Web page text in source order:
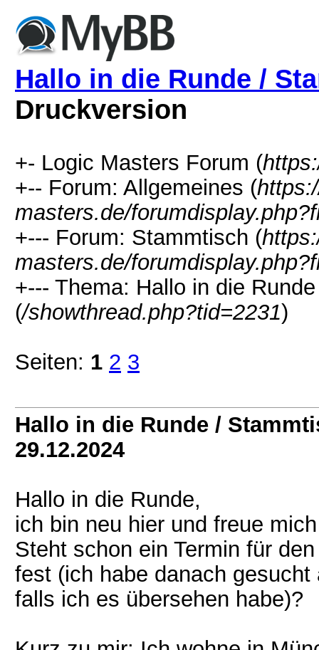
Hallo in die Runde /
Druckversion
+- Logic Masters Forum (
+-- Forum: Allgemeines (
masters.de/
+--- Forum: Stammtisch (
masters.de/
+--- Thema: Hallo in die
(/showthread.php?tid=2231)
Seiten: 1 2 3
Hallo in die Runde /
29.12.2024
Hallo in die Runde,
ich bin neu hier und freue
Steht schon ein Termin für
fest (ich habe danach
falls ich es übersehen habe)?